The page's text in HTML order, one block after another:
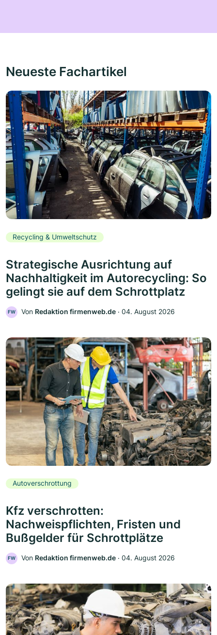
Neueste Fachartikel
Recycling & Umweltschutz
Strategische Ausrichtung auf
Nachhaltigkeit im Autorecycling: So
gelingt sie auf dem Schrottplatz
FW Von Redaktion firmenweb.de ‧ 04. August 2026
Autoverschrottung
Kfz verschrotten:
Nachweispflichten, Fristen und
Bußgelder für Schrottplätze
FW Von Redaktion firmenweb.de ‧ 04. August 2026